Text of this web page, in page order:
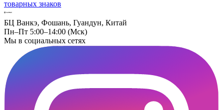
товарных знаков
БЦ Ванкэ, Фошань, Гуандун, Китай
Пн–Пт 5:00–14:00 (Мск)
Мы в социальных сетях